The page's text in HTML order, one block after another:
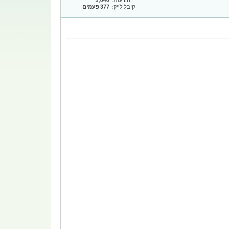
קיבל לייק
377 פעמים